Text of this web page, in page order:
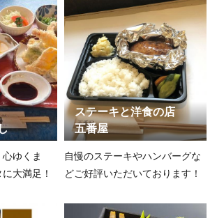
ゆくま
大満足！
ステーキと洋食の店
五番屋
自慢のステーキやハンバーグな
どご好評いただいております！